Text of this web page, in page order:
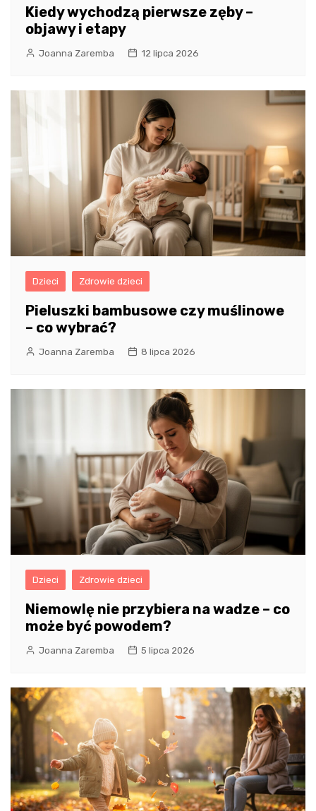
Kiedy wychodzą pierwsze zęby –
objawy i etapy
Joanna Zaremba 12 lipca 2026
Dzieci Zdrowie dzieci
Pieluszki bambusowe czy muślinowe
– co wybrać?
Joanna Zaremba 8 lipca 2026
Dzieci Zdrowie dzieci
Niemowlę nie przybiera na wadze – co
może być powodem?
Joanna Zaremba 5 lipca 2026